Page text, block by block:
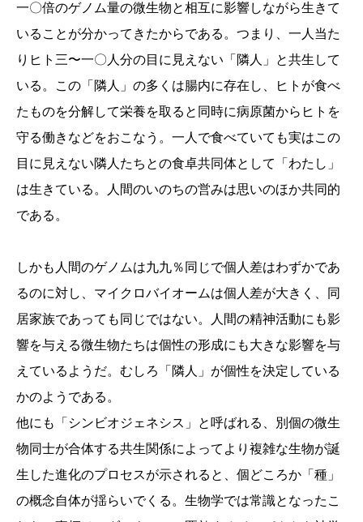
一〇倍のゲノム量の微生物と相互に影響しながら生きて
いることが分かってきたからである。つまり、一人当た
りヒト三〜一〇人分の目に見えない「隣人」と共生して
いる。この「隣人」の多くは腸内に存在し、ヒトが食べ
たものを分解して栄養を取ると同時に病原菌からヒトを
守る働きなどをおこなう。一人で食べていても実はこの
目に見えない隣人たちとの食卓共同体として「わたし」
は生きている。人間のいのちの営みは思いのほか共同的
である。
しかも人間のゲノムは九九％同じで個人差はわずかであ
るのに対し、マイクロバイオームは個人差が大きく、同
居家族であっても同じではない。人間の精神活動にも影
響を与える微生物たちは個性の形成にも大きな影響を与
えているようだ。むしろ「隣人」が個性を決定している
かのようである。
他にも「シンビオジェネシス」と呼ばれる、別個の微生
物同士が合体する共生関係によってより複雑な生物が誕
生した進化のプロセスが示されると、個どころか「種」
の概念自体が揺らいでくる。生物学では常識となったこ